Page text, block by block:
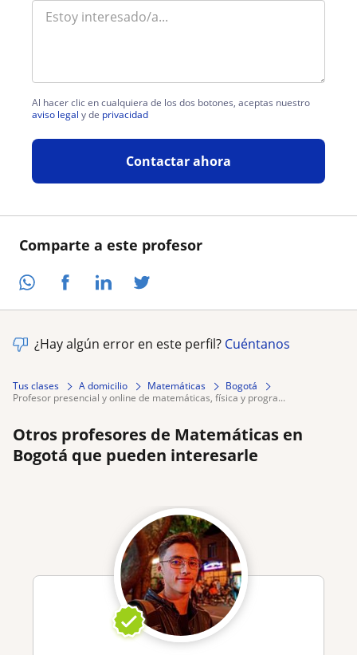
Comparte a este profesor
Al hacer clic en cualquiera de los dos botones, aceptas nuestro
aviso legal y de privacidad
Contactar ahora
¿Hay algún error en este perfil? Cuéntanos
Tus clases A domicilio Matemáticas
Bogotá
profesor presencial y online de matemáticas, física y progra...
Otros profesores de Matemáticas en
Bogotá que pueden interesarle